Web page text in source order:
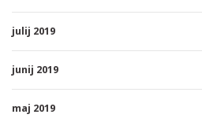
julij 2019
junij 2019
maj 2019